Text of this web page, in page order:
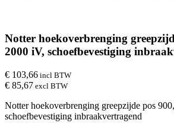
Notter hoekoverbrenging
2000 iV, schoefbevestiging
€ 103,66 incl BTW
€ 85,67 excl BTW
Notter hoekoverbrenging greepzijde pos
schoefbevestiging inbraakvertragend